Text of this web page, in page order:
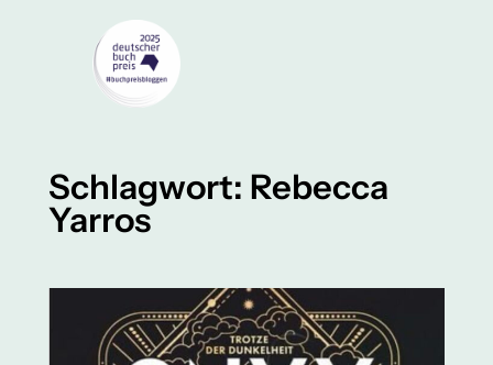
Schlagwort: Rebecca
Yarros